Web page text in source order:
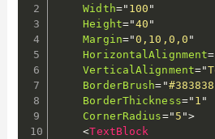
Width=" 100 "
Height="40 "
Margin="0,10,0,0 "
HorizontalAlignment=
VerticalAlignment="
BorderBrush= "#383838
BorderThickness=" 1 "
CornerRadius=" 5 ">
<TextBlock